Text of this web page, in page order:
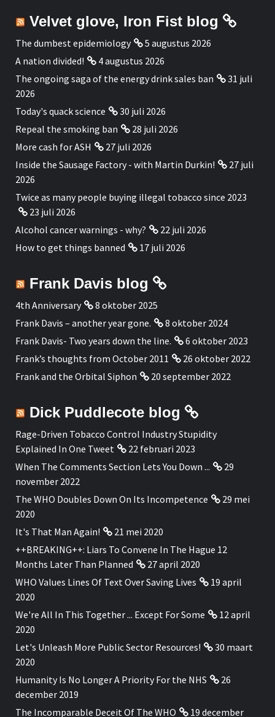
Velvet glove, Iron Fist blog
The dumbest epidemiology
5 augustus 2026
A nation divided!
4 augustus 2026
The ongoing saga of the energy drink sales ban
31 juli
2026
Today's quack science
30 juli 2026
Repeal the smoking ban
28 juli 2026
More cash for ASH
27 juli 2026
Inside the Sausage Factory - with Martin Durkin!
27 juli
2026
Twice as many people buying illegal tobacco since 2023
23 juli 2026
Alcohol cancer warnings - why?
22 juli 2026
How to get things banned
17 juli 2026
Frank Davis blog
4th Anniversary
8 oktober 2025
Frank Davis – another year gone.
8 oktober 2024
Frank Davis- Two years down the line.
6 oktober 2023
Frank’s thoughts from October 2011
26 oktober 2022
Frank and the Orbital Siphon
20 september 2022
Dick Puddlecote blog
Rage-Driven Tobacco Control Industry Stupidity
Explained In One Tweet
22 februari 2023
When The Comments Section Lets You Down ...
29
november 2022
The WHO Doubles Down On Its Incompetence
29 mei
2020
It's That Man Again!
21 mei 2020
++BREAKING++: Liars To Convene In The Hague 12
Months Later Than Planned
27 april 2020
WHO Values Lines Of Text Over Saving Lives
19 april
2020
We're All In This Together ... Except For Some
12 april
2020
Let's Unleash More Public Sector Resources!
30 maart
2020
Humanity Is No Longer A Priority For the NHS
26
december 2019
The Incomparable Deceit Of The WHO
19 december